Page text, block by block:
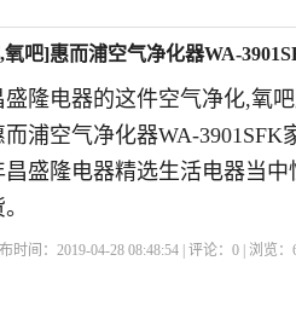
吧]惠而浦空气净化器WA-
盛隆电器的这件空气净化,氧
而浦空气净化器WA-
昌盛隆电器精选生活电器当
时间：2019-04-28 08:48:54 | 评论：0 | 浏览：